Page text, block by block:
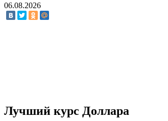
06.08.2026
Лучший курс Доллара